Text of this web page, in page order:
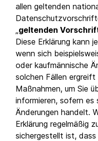
allen geltenden
„geltenden
Diese Erklärung kann
wenn sich
oder kaufmännische
solchen Fällen
Maßnahmen, um Sie
informieren, sofern es
Änderungen handelt.
Erklärung regelmäßig
sichergestellt ist, dass